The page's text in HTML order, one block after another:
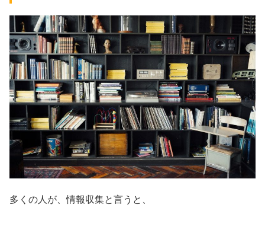
多くの人が、情報収集と言うと、